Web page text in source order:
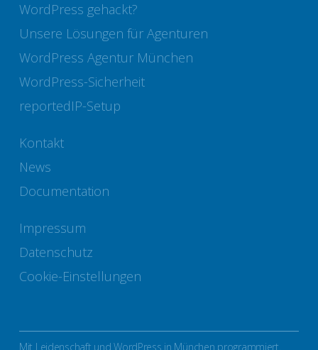
WordPress gehackt?
Unsere Lösungen für Agenturen
WordPress Agentur München
WordPress-Sicherheit
reportedIP-Setup
Kontakt
News
Documentation
Impressum
Datenschutz
Cookie-Einstellungen
Mit Leidenschaft und WordPress in München programmiert.